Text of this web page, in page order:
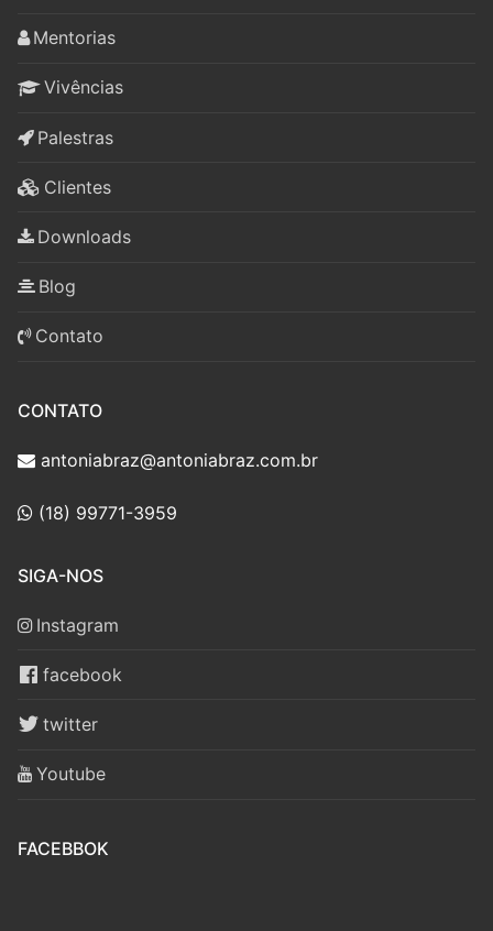
Mentorias
Vivências
Palestras
Clientes
Downloads
Blog
Contato
CONTATO
antoniabraz@antoniabraz.com.br
(18) 99771-3959
SIGA-NOS
Instagram
facebook
twitter
Youtube
FACEBBOK